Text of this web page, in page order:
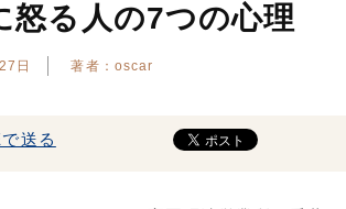
怒る人の7つの心理
日 著者：oscar